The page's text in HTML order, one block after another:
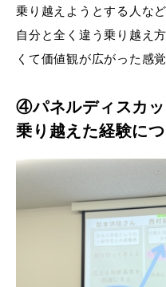
乗り越えようとする人な
自分と全く違う乗り越え
くて価値観が広がった感
④パネルディスカ
乗り越えた経験に